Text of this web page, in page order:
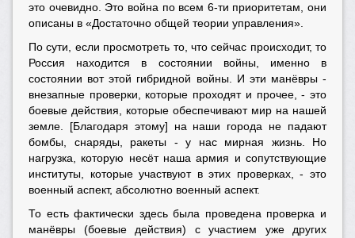
это очевидно. Это война по всем 6-ти приоритетам, они
описаны в «Достаточно общей теории управления».
По сути, если просмотреть то, что сейчас происходит, то
Россия находится в состоянии войны, именно в
состоянии вот этой гибридной войны. И эти манёвры -
внезапные проверки, которые проходят и прочее, - это
боевые действия, которые обеспечивают мир на нашей
земле. [Благодаря этому] на наши города не падают
бомбы, снаряды, ракеты - у нас мирная жизнь. Но
нагрузка, которую несёт наша армия и сопутствующие
институты, которые участвуют в этих проверках, - это
военный аспект, абсолютно военный аспект.
То есть фактически здесь была проведена проверка и
манёвры (боевые действия) с участием уже других